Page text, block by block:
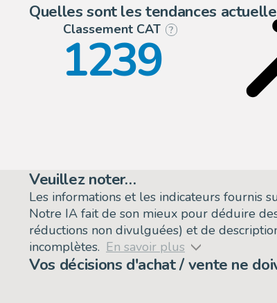
Quelles sont les tendances
Classement CAT ?
1239
Veuillez noter…
Les informations et les indicateurs fournis
Notre IA fait de son mieux pour déduire
réductions non divulguées) et de
incomplètes. En savoir plus
Vos décisions d'achat / vente ne